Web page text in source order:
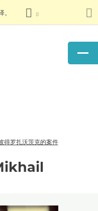
得罗扎沃茨克的案件